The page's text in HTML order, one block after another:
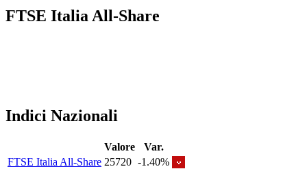
FTSE Italia All-Share
Indici Nazionali
Valore
Var.
FTSE Italia All-Share 25720 -1.40%